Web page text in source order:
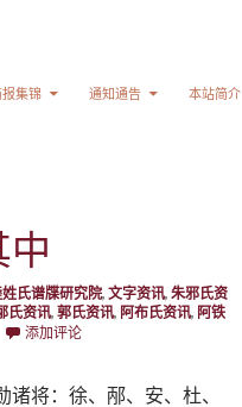
报集锦 通知通告 本站简介
氏谱牒研究院, 文字资讯, 朱邪氏资
氏资讯, 郭氏资讯, 阿布氏资讯, 阿铁
添加评论
将：徐、邴、安、杜、